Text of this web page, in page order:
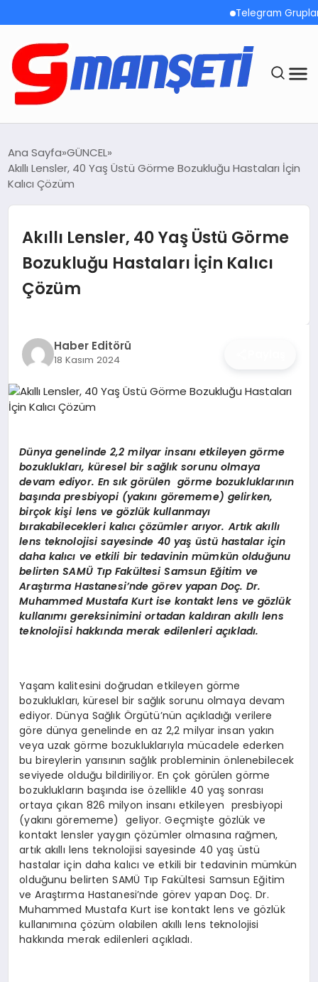
Telegram Grupları
DEMOLAR
OYUN
ANA DEMO
TEKNOLOJI
KRIPTO PARA
GEZI & SEYAHAT
OYUN
Ana Sayfa GÜNCEL
Akıllı Lensler, 40 Yaş Üstü Görme Bozukluğu Hastaları İçin
Kalıcı Çözüm
Akıllı Lensler, 40 Yaş Üstü Görme
Bozukluğu Hastaları İçin Kalıcı
Çözüm
Haber Editörü
18 Kasım 2024
Dünya genelinde 2,2 milyar insanı etkileyen görme
bozuklukları, küresel bir sağlık sorunu olmaya
devam ediyor. En sık görülen görme bozukluklarının
başında presbiyopi (yakını görememe) gelirken,
birçok kişi lens ve gözlük kullanmayı
bırakabilecekleri kalıcı çözümler arıyor. Artık akıllı
lens teknolojisi sayesinde 40 yaş üstü hastalar için
daha kalıcı ve etkili bir tedavinin mümkün olduğunu
belirten SAMÜ Tıp Fakültesi Samsun Eğitim ve
Araştırma Hastanesi’nde görev yapan Doç. Dr.
Muhammed Mustafa Kurt ise kontakt lens ve gözlük
kullanımı gereksinimini ortadan kaldıran akıllı lens
teknolojisi hakkında merak edilenleri açıkladı.
Yaşam kalitesini doğrudan etkileyen görme
bozuklukları, küresel bir sağlık sorunu olmaya devam
ediyor. Dünya Sağlık Örgütü’nün açıkladığı verilere
göre dünya genelinde en az 2,2 milyar insan yakın
veya uzak görme bozukluklarıyla mücadele ederken
bu bireylerin yarısının sağlık probleminin önlenebilecek
seviyede olduğu bildiriliyor. En çok görülen görme
bozuklukların başında ise özellikle 40 yaş sonrası
ortaya çıkan 826 milyon insanı etkileyen presbiyopi
(yakını görememe) geliyor. Geçmişte gözlük ve
kontakt lensler yaygın çözümler olmasına rağmen,
artık akıllı lens teknolojisi sayesinde 40 yaş üstü
hastalar için daha kalıcı ve etkili bir tedavinin mümkün
olduğunu belirten SAMÜ Tıp Fakültesi Samsun Eğitim
ve Araştırma Hastanesi’nde görev yapan Doç. Dr.
Muhammed Mustafa Kurt ise kontakt lens ve gözlük
kullanımına çözüm olabilen akıllı lens teknolojisi
hakkında merak edilenleri açıkladı.